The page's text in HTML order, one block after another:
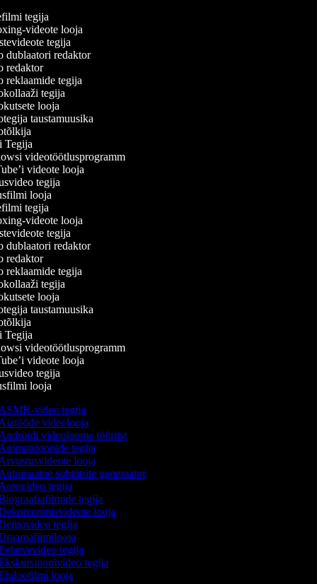
tegija
videote looja
tegija
redaktor
tegija
tegija
looja
taustamuusika
videotöötlusprogramm
videote looja
tegija
looja
tegija
videote looja
tegija
redaktor
tegija
tegija
looja
taustamuusika
videotöötlusprogramm
videote looja
tegija
looja
video tegija
videolooja
videoloome tööriist
tegija
looja
subtiitrite generaator
tegija
tegija
looja
tegija
tegija
tegija
looja